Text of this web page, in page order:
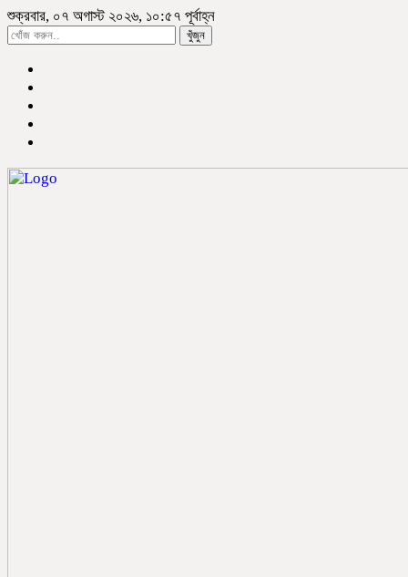
শুক্রবার, ০৭ অগাস্ট ২০২৬, ১০:৫৭ পূর্বাহ্ন
খুঁজুন